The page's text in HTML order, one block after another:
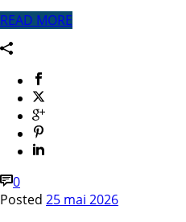
READ MORE
0
Posted 25 mai 2026